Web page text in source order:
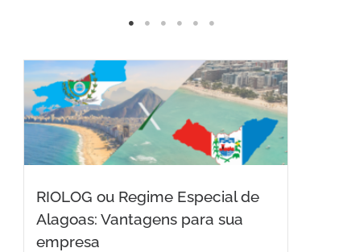
RIOLOG ou Regime Especial de
Alagoas: Vantagens para sua
empresa